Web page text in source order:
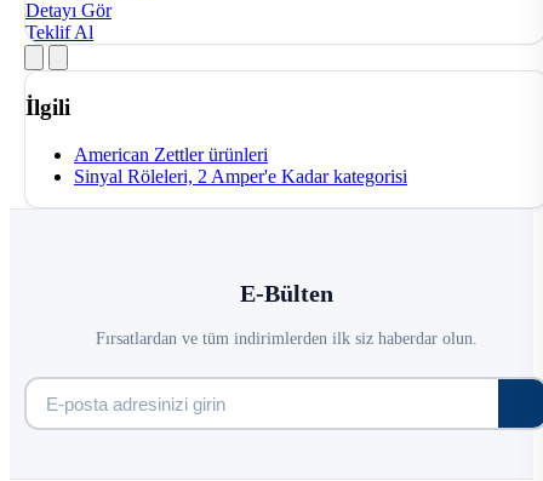
Detayı Gör
Teklif Al
İlgili
American Zettler ürünleri
Sinyal Röleleri, 2 Amper'e Kadar kategorisi
E-Bülten
Fırsatlardan ve tüm indirimlerden ilk siz haberdar olun.